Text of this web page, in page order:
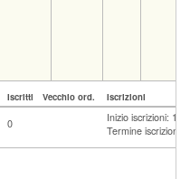
Iscritti Vecchio ord. Iscrizioni
0
Inizio iscrizioni:
Termine iscrizioni: